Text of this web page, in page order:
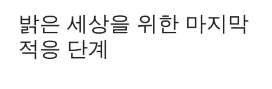
밝은 세상을 위한 마지막
적응 단계